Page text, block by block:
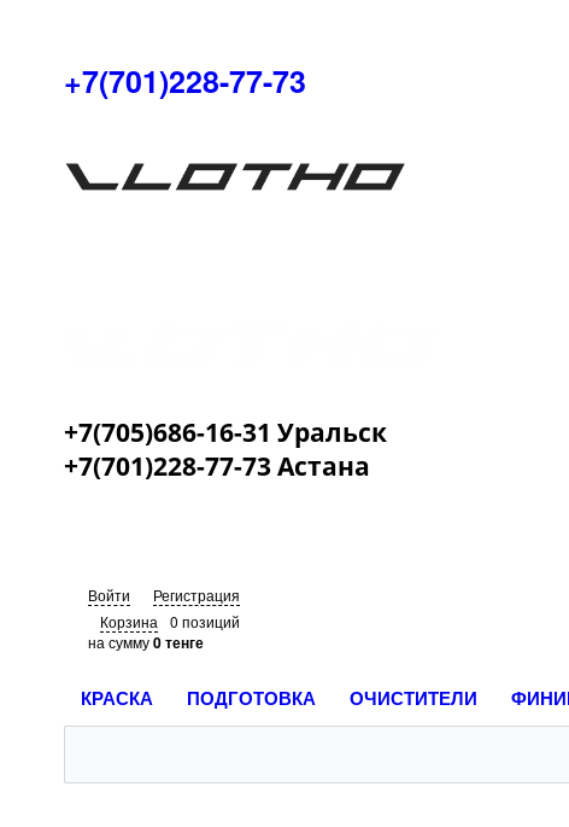
+7(701)228-77-73
+7(705)686-16-31 Уральск
+7(701)228-77-73 Астана
Войти
Регистрация
Корзина
0 позиций
на сумму0 тенге
КРАСКА ПОДГОТОВКА ОЧИСТИТЕЛИ